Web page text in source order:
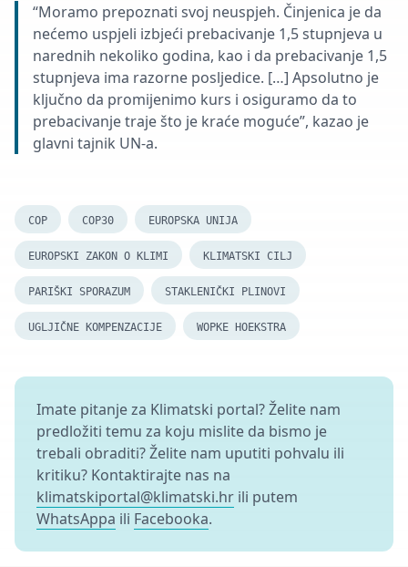
“Moramo prepoznati svoj neuspjeh. Činjenica je da
nećemo uspjeli izbjeći prebacivanje 1,5 stupnjeva u
narednih nekoliko godina, kao i da prebacivanje 1,5
stupnjeva ima razorne posljedice. […] Apsolutno je
ključno da promijenimo kurs i osiguramo da to
prebacivanje traje što je kraće moguće”, kazao je
glavni tajnik UN-a.
COP COP30 EUROPSKA UNIJA
EUROPSKI ZAKON O KLIMI KLIMATSKI CILJ
PARIŠKI SPORAZUM STAKLENIČKI PLINOVI
UGLJIČNE KOMPENZACIJE WOPKE HOEKSTRA
Imate pitanje za Klimatski portal? Želite nam
predložiti temu za koju mislite da bismo je
trebali obraditi? Želite nam uputiti pohvalu ili
kritiku? Kontaktirajte nas na
klimatskiportal@klimatski.hr ili putem
WhatsAppa ili Facebooka.